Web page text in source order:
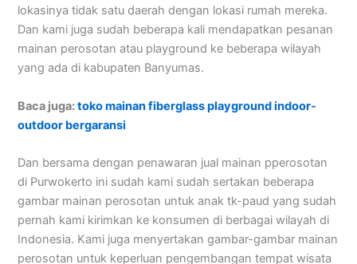
lokasinya tidak satu daerah dengan lokasi rumah mereka.
Dan kami juga sudah beberapa kali mendapatkan pesanan
mainan perosotan atau playground ke beberapa wilayah
yang ada di kabupaten Banyumas.
Baca juga:toko mainan fiberglass playground indoor-
outdoor bergaransi
Dan bersama dengan penawaran jual mainan pperosotan
di Purwokerto ini sudah kami sudah sertakan beberapa
gambar mainan perosotan untuk anak tk-paud yang sudah
pernah kami kirimkan ke konsumen di berbagai wilayah di
Indonesia. Kami juga menyertakan gambar-gambar mainan
perosotan untuk keperluan pengembangan tempat wisata